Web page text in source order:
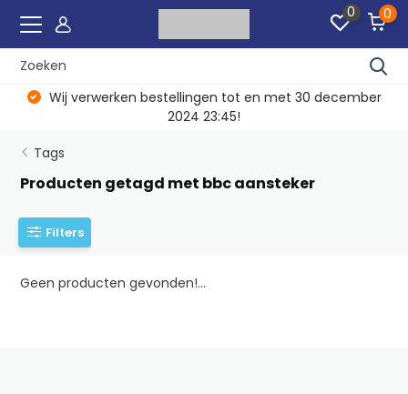
0 0
Wij verwerken bestellingen tot en met 30 december
2024 23:45!
Tags
Producten getagd met bbc aansteker
Filters
Geen producten gevonden!...